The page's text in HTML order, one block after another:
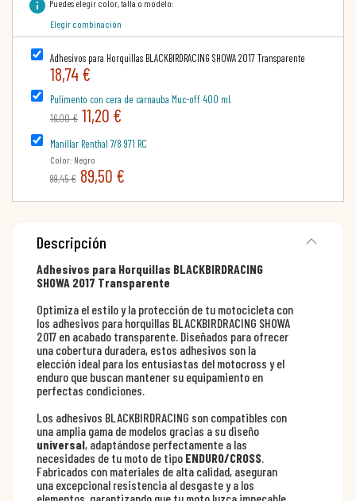
info Puedes elegir color, talla o modelo:
Elegir combinación
Adhesivos para Horquillas BLACKBIRDRACING SHOWA 2017 Transparente
18,74 €
Pulimento con cera de carnauba Muc-off 400 ml.
16,00 € 11,20 €
Manillar Renthal 7/8 971 RC
Color: Negro
99,45 € 89,50 €
Descripción
Adhesivos para Horquillas BLACKBIRDRACING
SHOWA 2017 Transparente
Optimiza el estilo y la protección de tu motocicleta con
los adhesivos para horquillas BLACKBIRDRACING SHOWA
2017 en acabado transparente. Diseñados para ofrecer
una cobertura duradera, estos adhesivos son la
elección ideal para los entusiastas del motocross y el
enduro que buscan mantener su equipamiento en
perfectas condiciones.
Los adhesivos BLACKBIRDRACING son compatibles con
una amplia gama de modelos gracias a su diseño
universal, adaptándose perfectamente a las
necesidades de tu moto de tipo ENDURO/CROSS.
Fabricados con materiales de alta calidad, aseguran
una excepcional resistencia al desgaste y a los